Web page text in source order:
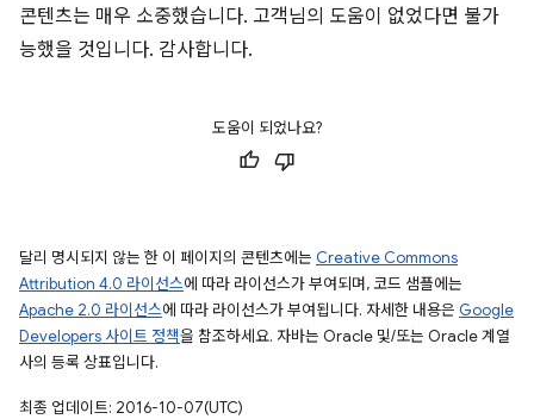
콘텐츠는 매우 소중했습니다. 고객님의 도움이 없었다면 불가
능했을 것입니다. 감사합니다.
도움이 되었나요?
달리 명시되지 않는 한 이 페이지의 콘텐츠에는 Creative Commons
Attribution 4.0 라이선스에 따라 라이선스가 부여되며, 코드 샘플에는
Apache 2.0 라이선스에 따라 라이선스가 부여됩니다. 자세한 내용은 Google
Developers 사이트 정책을 참조하세요. 자바는 Oracle 및/또는 Oracle 계열
사의 등록 상표입니다.
최종 업데이트: 2016-10-07(UTC)